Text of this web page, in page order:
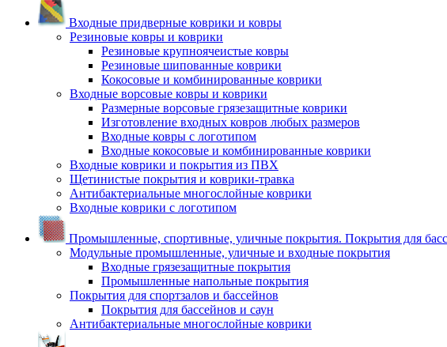
Входные придверные коврики и ковры
Резиновые ковры и коврики
Резиновые крупноячеистые ковры
Резиновые шипованные коврики
Кокосовые и комбинированные коврики
Входные ворсовые ковры и коврики
Размерные ворсовые грязезащитные коврики
Изготовление входных ковров любых размеров
Входные ковры с логотипом
Входные кокосовые и комбинированные коврики
Входные коврики и покрытия из ПВХ
Щетинистые покрытия и коврики-травка
Антибактериальные многослойные коврики
Входные коврики с логотипом
Промышленные, спортивные, уличные покрытия. Покрытия для
Модульные промышленные, уличные и входные покрытия
Входные грязезащитные покрытия
Промышленные напольные покрытия
Покрытия для спортзалов и бассейнов
Покрытия для бассейнов и саун
Антибактериальные многослойные коврики